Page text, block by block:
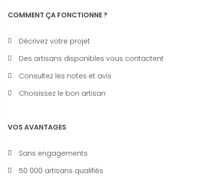
COMMENT ÇA FONCTIONNE ?
Décrivez votre projet
Des artisans disponibles vous contactent
Consultez les notes et avis
Choisissez le bon artisan
VOS AVANTAGES
Sans engagements
50 000 artisans qualifiés